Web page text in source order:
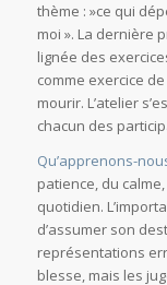
thème : »ce qui
moi ». La dernière
lignée des
comme exercice de
mourir. L’atelier
chacun des
Qu’apprenons-
patience, du
quotidien.
d’assumer son
représentations
blesse, mais les